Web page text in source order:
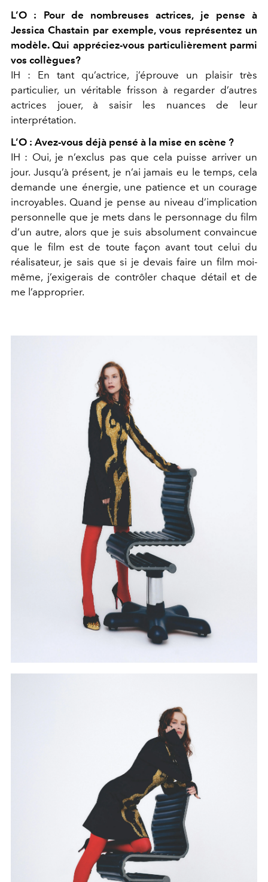
L’O : Pour de nombreuses actrices, je pense à
Jessica Chastain par exemple, vous représentez un
modèle. Qui appréciez-vous particulièrement parmi
vos collègues?
IH : En tant qu’actrice, j’éprouve un plaisir très
particulier, un véritable frisson à regarder d’autres
actrices jouer, à saisir les nuances de leur
interprétation.
L’O : Avez-vous déjà pensé à la mise en scène ?
IH : Oui, je n’exclus pas que cela puisse arriver un
jour. Jusqu’à présent, je n’ai jamais eu le temps, cela
demande une énergie, une patience et un courage
incroyables. Quand je pense au niveau d’implication
personnelle que je mets dans le personnage du film
d’un autre, alors que je suis absolument convaincue
que le film est de toute façon avant tout celui du
réalisateur, je sais que si je devais faire un film moi-
même, j’exigerais de contrôler chaque détail et de
me l’approprier.